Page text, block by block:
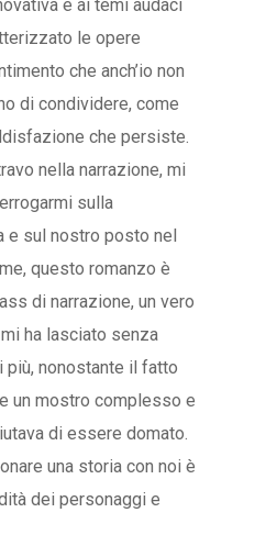
e ai temi audaci
le opere
che anch’io non
di condividere, come
che persiste.
nella narrazione, mi
sulla
e sul nostro posto nel
questo romanzo è
di narrazione, un vero
ha lasciato senza
più, nonostante il fatto
un mostro complesso e
di essere domato.
una storia con noi è
dei personaggi e